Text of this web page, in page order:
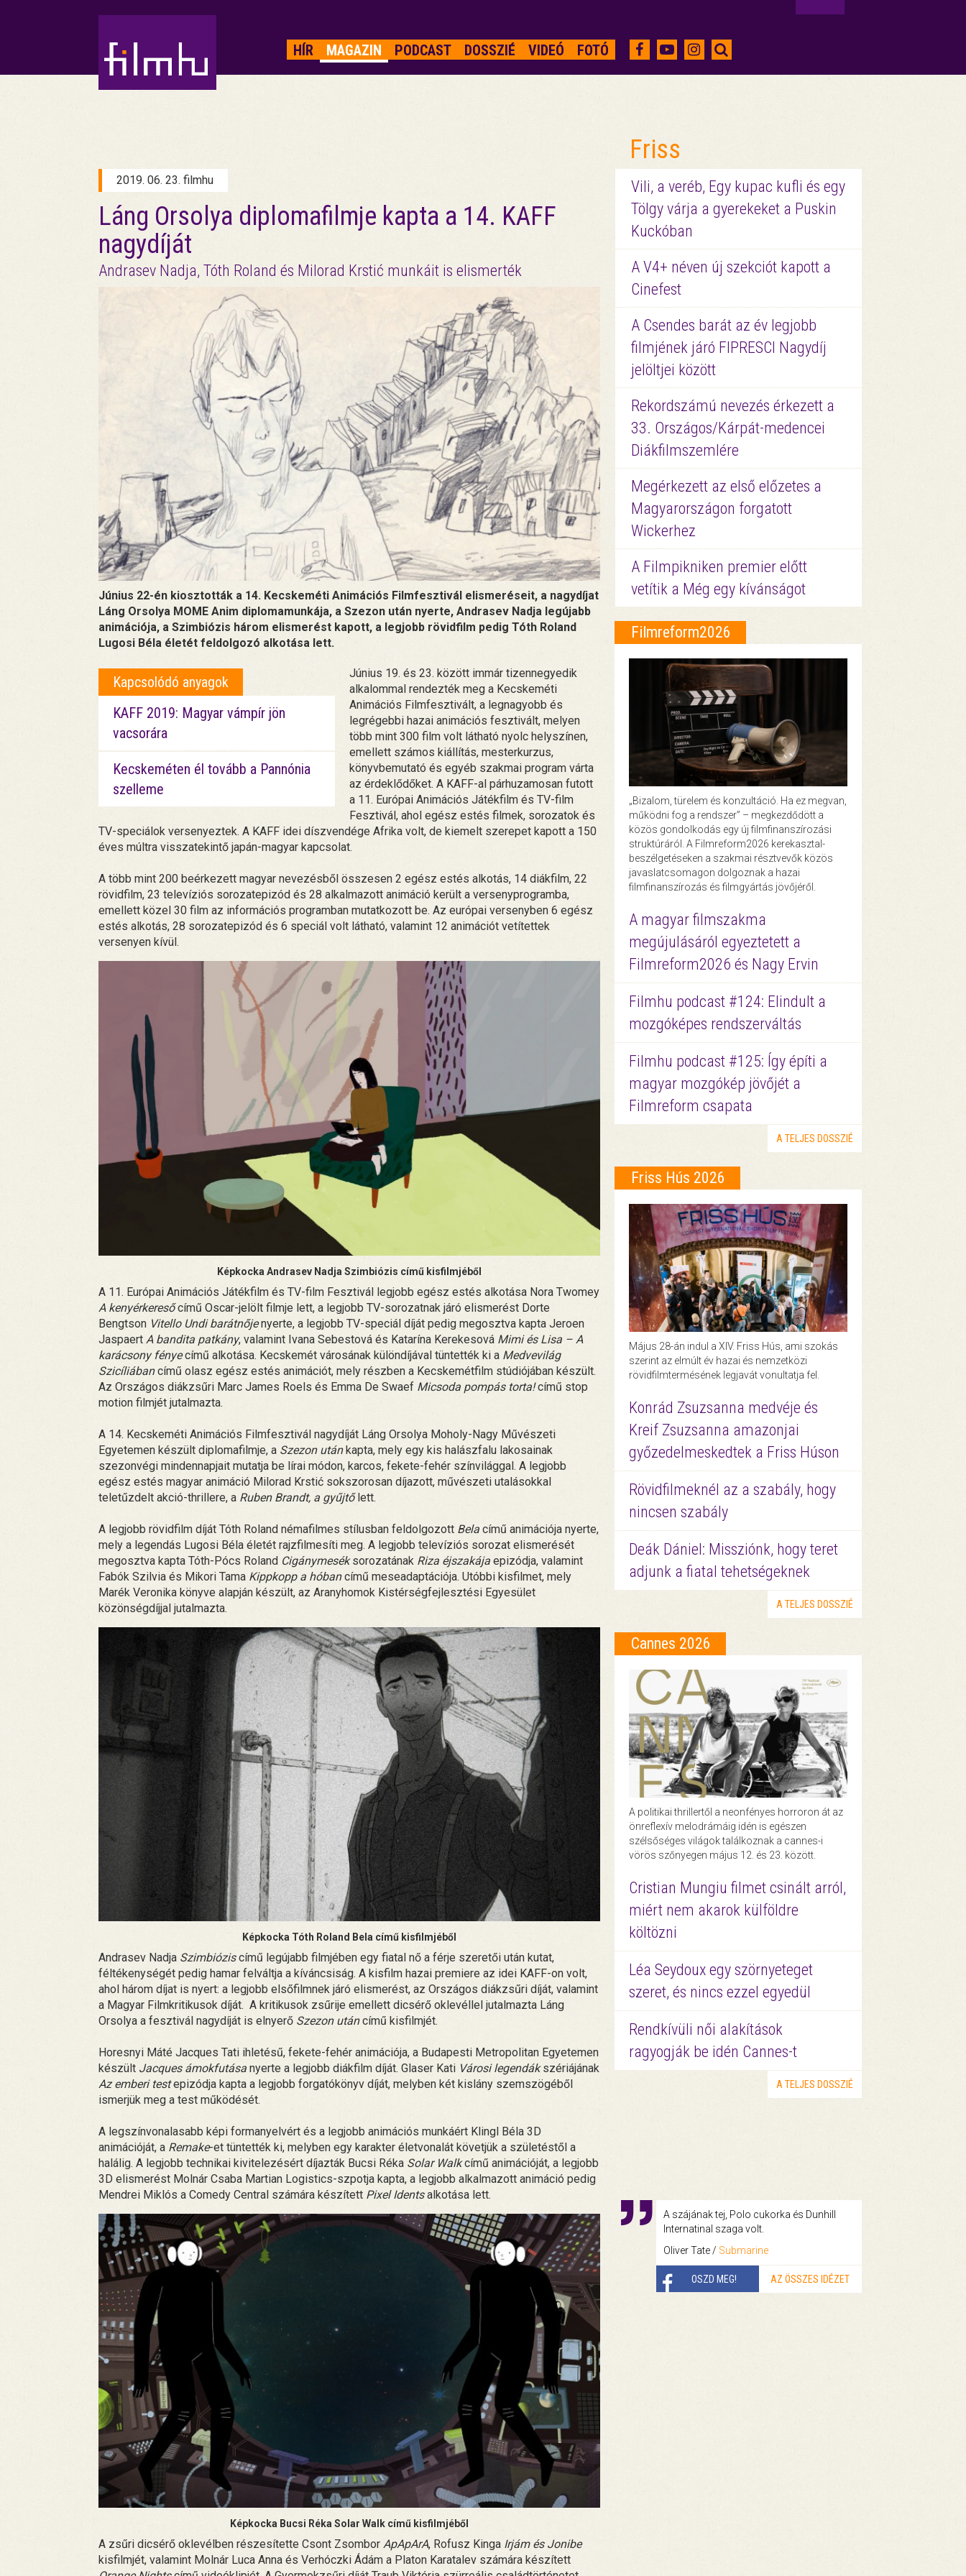
HÍR MAGAZIN PODCAST DOSSZIÉ VIDEÓ FOTÓ
2019. 06. 23. filmhu
Láng Orsolya diplomafilmje kapta a 14. KAFF
nagydíját
Andrasev Nadja, Tóth Roland és Milorad Krstić munkáit is elismerték
Június 22-én kiosztották a 14. Kecskeméti Animációs Filmfesztivál elismeréseit, a nagydíjat
Láng Orsolya MOME Anim diplomamunkája, a Szezon után nyerte, Andrasev Nadja legújabb
animációja, a Szimbiózis három elismerést kapott, a legjobb rövidfilm pedig Tóth Roland
Lugosi Béla életét feldolgozó alkotása lett.
Kapcsolódó anyagok
KAFF 2019: Magyar vámpír jön
vacsorára
Kecskeméten él tovább a Pannónia
szelleme
Június 19. és 23. között immár tizennegyedik
alkalommal rendezték meg a Kecskeméti
Animációs Filmfesztivált, a legnagyobb és
legrégebbi hazai animációs fesztivált, melyen
több mint 300 film volt látható nyolc helyszínen,
emellett számos kiállítás, mesterkurzus,
könyvbemutató és egyéb szakmai program várta
az érdeklődőket. A KAFF-al párhuzamosan futott
a 11. Európai Animációs Játékfilm és TV-film
Fesztivál, ahol egész estés filmek, sorozatok és
TV-speciálok versenyeztek. A KAFF idei díszvendége Afrika volt, de kiemelt szerepet kapott a 150
éves múltra visszatekintő japán-magyar kapcsolat.
A több mint 200 beérkezett magyar nevezésből összesen 2 egész estés alkotás, 14 diákfilm, 22
rövidfilm, 23 televíziós sorozatepizód és 28 alkalmazott animáció került a versenyprogramba,
emellett közel 30 film az információs programban mutatkozott be. Az európai versenyben 6 egész
estés alkotás, 28 sorozatepizód és 6 speciál volt látható, valamint 12 animációt vetítettek
versenyen kívül.
Képkocka Andrasev Nadja Szimbiózis című kisfilmjéből
A 11. Európai Animációs Játékfilm és TV-film Fesztivál legjobb egész estés alkotása Nora Twomey
A kenyérkeresőcímű Oscar-jelölt filmje lett, a legjobb TV-sorozatnak járó elismerést Dorte
Bengtson Vitello Undi barátnőjenyerte, a legjobb TV-speciál díját pedig megosztva kapta Jeroen
Jaspaert A bandita patkány, valamint Ivana Sebestová és Katarína Kerekesová Mimi és Lisa – A
karácsony fényecímű alkotása. Kecskemét városának különdíjával tüntették ki a Medvevilág
Szicíliábancímű olasz egész estés animációt, mely részben a Kecskemétfilm stúdiójában készült.
Az Országos diákzsűri Marc James Roels és Emma De Swaef Micsoda pompás torta!című stop
motion filmjét jutalmazta.
A 14. Kecskeméti Animációs Filmfesztivál nagydíját Láng Orsolya Moholy-Nagy Művészeti
Egyetemen készült diplomafilmje, a Szezon utánkapta, mely egy kis halászfalu lakosainak
szezonvégi mindennapjait mutatja be lírai módon, karcos, fekete-fehér színvilággal. A legjobb
egész estés magyar animáció Milorad Krstić sokszorosan díjazott, művészeti utalásokkal
teletűzdelt akció-thrillere, a Ruben Brandt, a gyűjtőlett.
A legjobb rövidfilm díját Tóth Roland némafilmes stílusban feldolgozott Bela című animációja nyerte,
mely a legendás Lugosi Béla életét rajzfilmesíti meg. A legjobb televíziós sorozat elismerését
megosztva kapta Tóth-Pócs Roland Cigánymeséksorozatának Riza éjszakája epizódja, valamint
Fabók Szilvia és Mikori Tama Kippkopp a hóbancímű meseadaptációja. Utóbbi kisfilmet, mely
Marék Veronika könyve alapján készült, az Aranyhomok Kistérségfejlesztési Egyesület
közönségdíjjal jutalmazta.
Képkocka Tóth Roland Bela című kisfilmjéből
Andrasev Nadja Szimbióziscímű legújabb filmjében egy fiatal nő a férje szeretői után kutat,
féltékenységét pedig hamar felváltja a kíváncsiság. A kisfilm hazai premiere az idei KAFF-on volt,
ahol három díjat is nyert: a legjobb elsőfilmnek járó elismerést, az Országos diákzsűri díját, valamint
a Magyar Filmkritikusok díját. A kritikusok zsűrije emellett dicsérő oklevéllel jutalmazta Láng
Orsolya a fesztivál nagydíját is elnyerő Szezon utáncímű kisfilmjét.
Horesnyi Máté Jacques Tati ihletésű, fekete-fehér animációja, a Budapesti Metropolitan Egyetemen
készült Jacques ámokfutása nyerte a legjobb diákfilm díját. Glaser Kati Városi legendákszériájának
Az emberi testepizódja kapta a legjobb forgatókönyv díját, melyben két kislány szemszögéből
ismerjük meg a test működését.
A legszínvonalasabb képi formanyelvért és a legjobb animációs munkáért Klingl Béla 3D
animációját, a Remake-et tüntették ki, melyben egy karakter életvonalát követjük a születéstől a
halálig. A legjobb technikai kivitelezésért díjazták Bucsi Réka Solar Walkcímű animációját, a legjobb
3D elismerést Molnár Csaba Martian Logistics-szpotja kapta, a legjobb alkalmazott animáció pedig
Mendrei Miklós a Comedy Central számára készített Pixel Identsalkotása lett.
Képkocka Bucsi Réka Solar Walk című kisfilmjéből
A zsűri dicsérő oklevélben részesítette Csont Zsombor ApApArA, Rofusz Kinga Irjám és Jonibe
kisfilmjét, valamint Molnár Luca Anna és Verhóczki Ádám a Platon Karatalev számára készített
Friss
Vili, a veréb, Egy kupac kufli és egy
Tölgy várja a gyerekeket a Puskin
Kuckóban
A V4+ néven új szekciót kapott a
Cinefest
A Csendes barát az év legjobb
filmjének járó FIPRESCI Nagydíj
jelöltjei között
Rekordszámú nevezés érkezett a
33. Országos/Kárpát-medencei
Diákfilmszemlére
Megérkezett az első előzetes a
Magyarországon forgatott
Wickerhez
A Filmpikniken premier előtt
vetítik a Még egy kívánságot
Filmreform2026
„Bizalom, türelem és konzultáció. Ha ez megvan,
működni fog a rendszer” – megkezdődött a
közös gondolkodás egy új filmfinanszírozási
struktúráról. A Filmreform2026 kerekasztal-
beszélgetéseken a szakmai résztvevők közös
javaslatcsomagon dolgoznak a hazai
filmfinanszírozás és filmgyártás jövőjéről.
A magyar filmszakma
megújulásáról egyeztetett a
Filmreform2026 és Nagy Ervin
Filmhu podcast #124: Elindult a
mozgóképes rendszerváltás
Filmhu podcast #125: Így építi a
magyar mozgókép jövőjét a
Filmreform csapata
A TELJES DOSSZIÉ
Friss Hús 2026
Május 28-án indul a XIV. Friss Hús, ami szokás
szerint az elmúlt év hazai és nemzetközi
rövidfilmtermésének legjavát vonultatja fel.
Konrád Zsuzsanna medvéje és
Kreif Zsuzsanna amazonjai
győzedelmeskedtek a Friss Húson
Rövidfilmeknél az a szabály, hogy
nincsen szabály
Deák Dániel: Missziónk, hogy teret
adjunk a fiatal tehetségeknek
A TELJES DOSSZIÉ
Cannes 2026
A politikai thrillertől a neonfényes horroron át az
önreflexív melodrámáig idén is egészen
szélsőséges világok találkoznak a cannes-i
vörös szőnyegen május 12. és 23. között.
Cristian Mungiu filmet csinált arról,
miért nem akarok külföldre
költözni
Léa Seydoux egy szörnyeteget
szeret, és nincs ezzel egyedül
Rendkívüli női alakítások
ragyogják be idén Cannes-t
A TELJES DOSSZIÉ
A szájának tej, Polo cukorka és Dunhill
Internatinal szaga volt.
Oliver Tate / Submarine
OSZD MEG! AZ ÖSSZES IDÉZET